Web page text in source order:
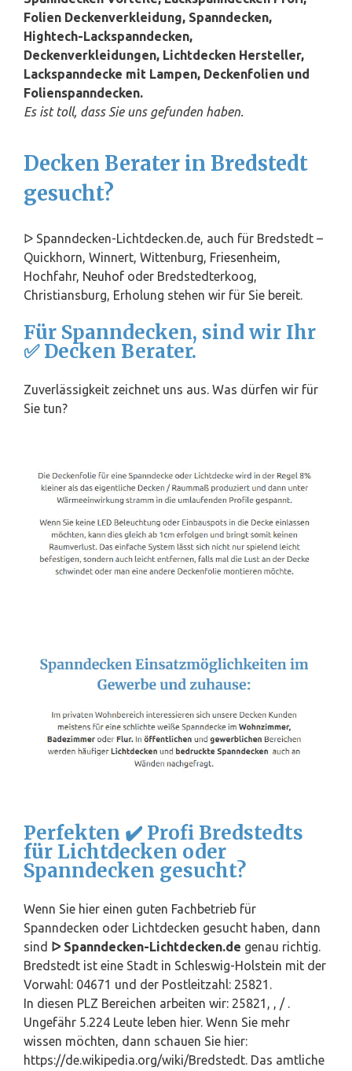
Folien Deckenverkleidung, Spanndecken,
Hightech-Lackspanndecken,
Deckenverkleidungen, Lichtdecken Hersteller,
Lackspanndecke mit Lampen, Deckenfolien und
Folienspanndecken.
Es ist toll, dass Sie uns gefunden haben.
Decken Berater in Bredstedt
gesucht?
ᐅ Spanndecken-Lichtdecken.de, auch für Bredstedt –
Quickhorn, Winnert, Wittenburg, Friesenheim,
Hochfahr, Neuhof oder Bredstedterkoog,
Christiansburg, Erholung stehen wir für Sie bereit.
Für Spanndecken, sind wir Ihr
✅ Decken Berater.
Zuverlässigkeit zeichnet uns aus. Was dürfen wir für
Sie tun?
Perfekten ✔️ Profi Bredstedts
für Lichtdecken oder
Spanndecken gesucht?
Wenn Sie hier einen guten Fachbetrieb für
Spanndecken oder Lichtdecken gesucht haben, dann
sind ᐅ Spanndecken-Lichtdecken.de genau richtig.
Bredstedt ist eine Stadt in Schleswig-Holstein mit der
Vorwahl: 04671 und der Postleitzahl: 25821.
In diesen PLZ Bereichen arbeiten wir: 25821, , / .
Ungefähr 5.224 Leute leben hier. Wenn Sie mehr
wissen möchten, dann schauen Sie hier:
https://de.wikipedia.org/wiki/Bredstedt. Das amtliche